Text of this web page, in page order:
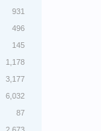
931
496
145
1,178
3,177
6,032
87